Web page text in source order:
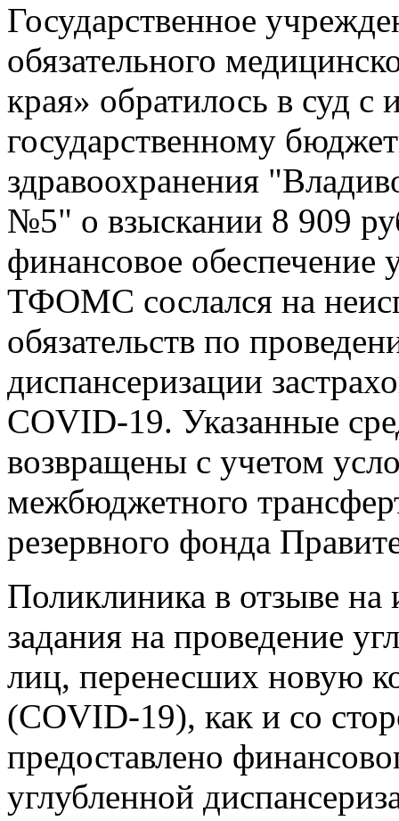
Государственное
обязательного
края» обратилось в суд с
государственному
здравоохранения
№5" о взыскании 8 909
финансовое обеспечение
ТФОМС сослался на
обязательств по
диспансеризации
COVID-19. Указанные
возвращены с учетом
межбюджетного
резервного фонда
Поликлиника в отзыве на
задания на проведение
лиц, перенесших новую
(COVID-19), как и со
предоставлено
углубленной